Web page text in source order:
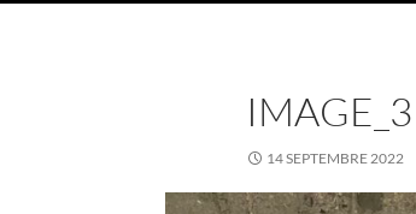
IMAGE_3
14 SEPTEMBRE 2022